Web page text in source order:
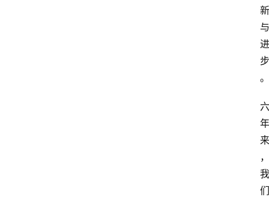
新
与
进
步
。
六
年
来
，
我
们